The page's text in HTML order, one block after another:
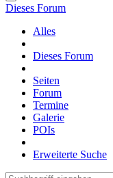
Dieses Forum
Alles
Dieses Forum
Seiten
Forum
Termine
Galerie
POIs
Erweiterte Suche